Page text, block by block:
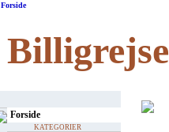
Forside
Billigrejse
Forside
KATEGORIER